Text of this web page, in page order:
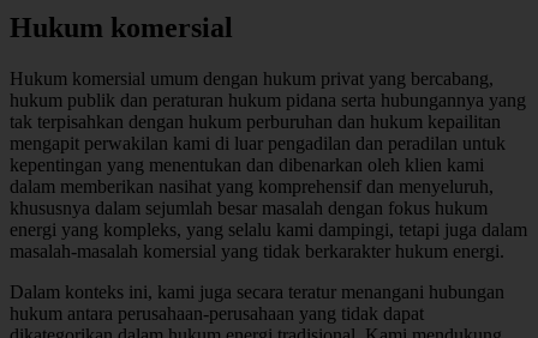
Hukum komersial
Hukum komersial umum dengan hukum privat yang bercabang,
hukum publik dan peraturan hukum pidana serta hubungannya yang
tak terpisahkan dengan hukum perburuhan dan hukum kepailitan
mengapit perwakilan kami di luar pengadilan dan peradilan untuk
kepentingan yang menentukan dan dibenarkan oleh klien kami
dalam memberikan nasihat yang komprehensif dan menyeluruh,
khususnya dalam sejumlah besar masalah dengan fokus hukum
energi yang kompleks, yang selalu kami dampingi, tetapi juga dalam
masalah-masalah komersial yang tidak berkarakter hukum energi.
Dalam konteks ini, kami juga secara teratur menangani hubungan
hukum antara perusahaan-perusahaan yang tidak dapat